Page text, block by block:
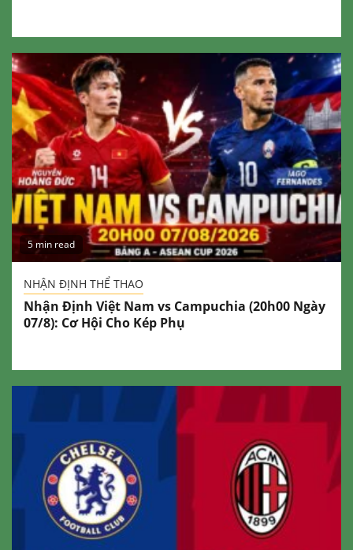
5 min read
NHẬN ĐỊNH THỂ THAO
Nhận Định Việt Nam vs Campuchia (20h00 Ngày
07/8): Cơ Hội Cho Kép Phụ